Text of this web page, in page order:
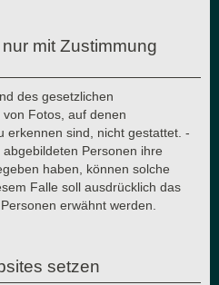
mit Zustimmung
des gesetzlichen
Fotos, auf denen
erkennen sind, nicht gestattet. -
Personen ihre
haben, können solche
Falle soll ausdrücklich das
erwähnt werden.
setzen